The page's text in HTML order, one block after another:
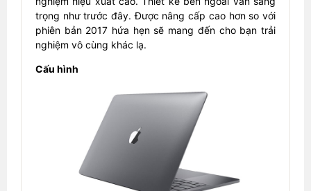
trọng như trước đây. Được nâng cấp cao hơn so với
phiên bản 2017 hứa hẹn sẽ mang đến cho bạn trải
nghiệm vô cùng khác lạ.
Cấu hình